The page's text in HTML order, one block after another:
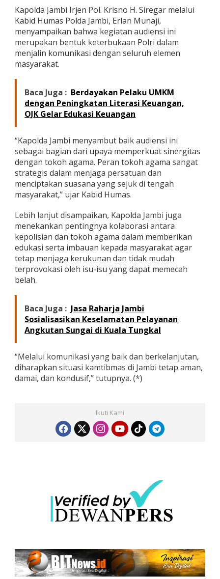
r
a
h
m
i
a
n
e
r
g
Kapolda Jambi Irjen Pol. Krisno H. Siregar melalui
Kabid Humas Polda Jambi, Erlan Munaji,
menyampaikan bahwa kegiatan audiensi ini
merupakan bentuk keterbukaan Polri dalam
menjalin komunikasi dengan seluruh elemen
masyarakat.
Baca Juga : Berdayakan Pelaku UMKM
dengan Peningkatan Literasi Keuangan,
OJK Gelar Edukasi Keuangan
“Kapolda Jambi menyambut baik audiensi ini
sebagai bagian dari upaya memperkuat sinergitas
dengan tokoh agama. Peran tokoh agama sangat
strategis dalam menjaga persatuan dan
menciptakan suasana yang sejuk di tengah
masyarakat,” ujar Kabid Humas.
Lebih lanjut disampaikan, Kapolda Jambi juga
menekankan pentingnya kolaborasi antara
kepolisian dan tokoh agama dalam memberikan
edukasi serta imbauan kepada masyarakat agar
tetap menjaga kerukunan dan tidak mudah
terprovokasi oleh isu-isu yang dapat memecah
belah.
Baca Juga : Jasa Raharja Jambi
Sosialisasikan Keselamatan Pelayanan
Angkutan Sungai di Kuala Tungkal
“Melalui komunikasi yang baik dan berkelanjutan,
diharapkan situasi kamtibmas di Jambi tetap aman,
damai, dan kondusif,” tutupnya. (*)
Ikuti Kami